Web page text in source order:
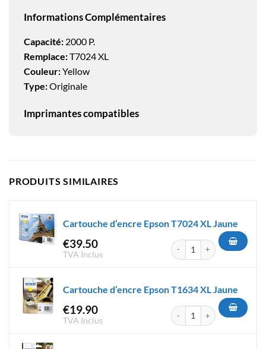
Informations Complémentaires
Capacité: 2000 P.
Remplace:T7024 XL
Couleur:Yellow
Type:Originale
Imprimantes compatibles
PRODUITS SIMILAIRES
Cartouche d’encre Epson T7024 XL Jaune
€39.50
TVA Inclus
quantité de Cartouche
Cartouche d’encre Epson T1634 XL Jaune
€19.90
TVA Inclus
quantité de Cartouche